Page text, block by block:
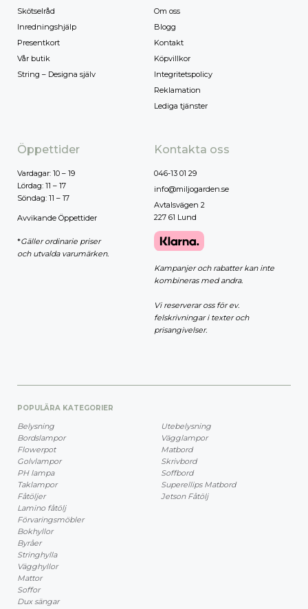
Skötselråd
Inredningshjälp
Presentkort
Vår butik
String – Designa själv
Om oss
Blogg
Kontakt
Köpvillkor
Integritetspolicy
Reklamation
Lediga tjänster
Öppettider
Vardagar: 10 – 19
Lördag: 11 – 17
Söndag: 11 – 17
Avvikande Öppettider
*Gäller ordinarie priser
och utvalda varumärken.
Kontakta oss
046-13 01 29
info@miljogarden.se
Avtalsvägen 2
227 61 Lund
Kampanjer och rabatter kan inte
kombineras med andra.
Vi reserverar oss för ev.
felskrivningar i texter och
prisangivelser.
POPULÄRA KATEGORIER
Belysning
Bordslampor
Flowerpot
Golvlampor
PH lampa
Taklampor
Fåtöljer
Lamino fåtölj
Förvaringsmöbler
Bokhyllor
Byråer
Stringhylla
Vägghyllor
Mattor
Soffor
Dux sängar
Utebelysning
Vägglampor
Matbord
Skrivbord
Soffbord
Superellips Matbord
Jetson Fåtölj